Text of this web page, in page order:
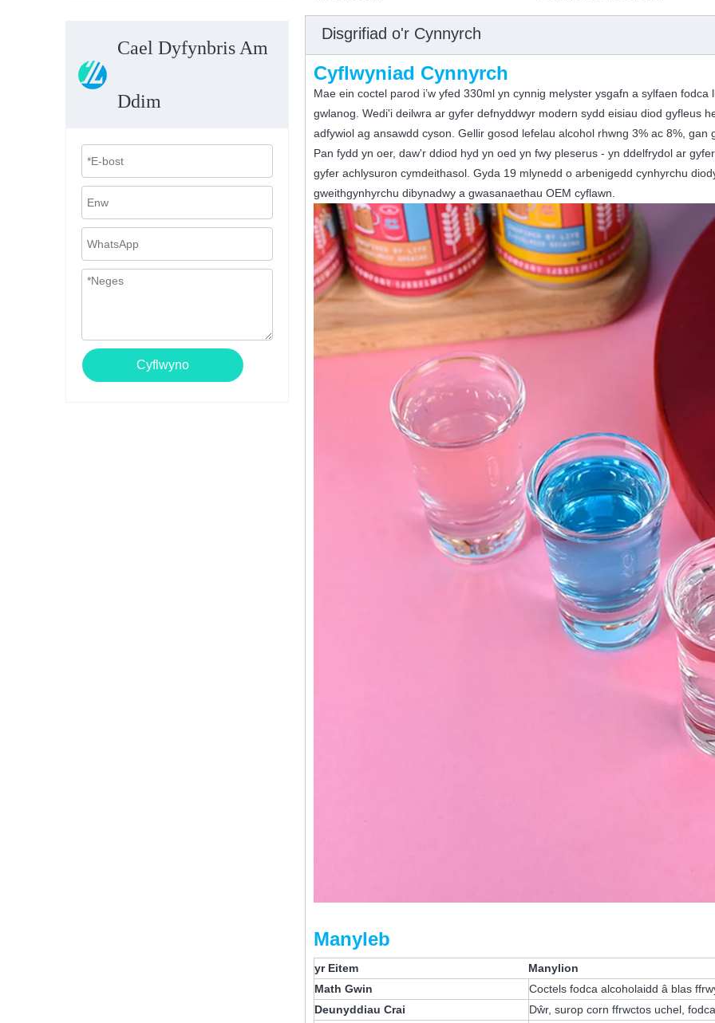
Cael Dyfynbris Am
Ddim
Cyflwyno
Disgrifiad o'r Cynnyrch
Cyflwyniad Cynnyrch
Mae ein coctel parod i’w yfed 330ml yn cynnig melyster ysgafn a sylfaen
gwlanog. Wedi'i deilwra ar gyfer defnyddwyr modern sydd eisiau diod gyfleus
adfywiol ag ansawdd cyson. Gellir gosod lefelau alcohol rhwng 3% ac 8%, gan
Pan fydd yn oer, daw'r ddiod hyd yn oed yn fwy pleserus - yn ddelfrydol ar
gyfer achlysuron cymdeithasol. Gyda 19 mlynedd o arbenigedd cynhyrchu
gweithgynhyrchu dibynadwy a gwasanaethau OEM cyflawn.
Manyleb
yr Eitem
Manylion
Math Gwin
Coctels fodca alcoholaidd â blas
Deunyddiau Crai
Dŵr, surop corn ffrwctos uchel,